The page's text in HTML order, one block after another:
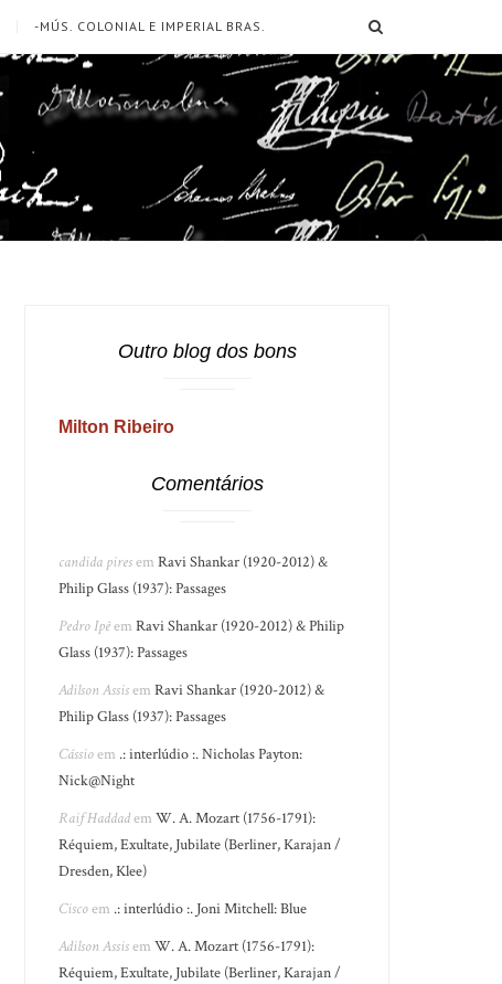
-MÚS. COLONIAL E IMPERIAL BRAS.
Outro blog dos bons
Milton Ribeiro
Comentários
candida piresemRavi Shankar (1920-2012) &
Philip Glass (1937): Passages
Pedro IpêemRavi Shankar (1920-2012) & Philip
Glass (1937): Passages
Adilson AssisemRavi Shankar (1920-2012) &
Philip Glass (1937): Passages
Cássioem .: interlúdio :. Nicholas Payton:
Nick@Night
Raif HaddademW. A. Mozart (1756-1791):
Réquiem, Exultate, Jubilate (Berliner, Karajan /
Dresden, Klee)
Ciscoem .: interlúdio :. Joni Mitchell: Blue
Adilson AssisemW. A. Mozart (1756-1791):
Réquiem, Exultate, Jubilate (Berliner, Karajan /